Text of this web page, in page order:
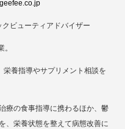
ビューティアドバイザー
養指導やサプリメント相談を
療の食事指導に携わるほか、鬱
、栄養状態を整えて病態改善に